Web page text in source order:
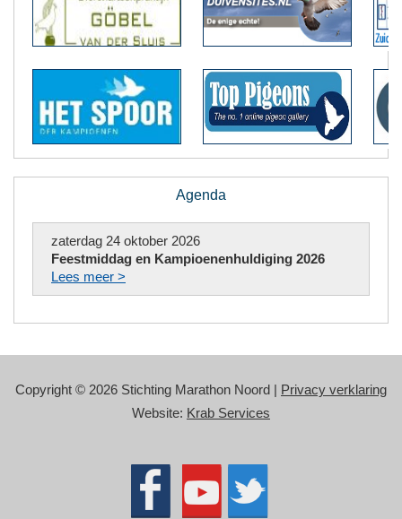
Agenda
zaterdag 24 oktober 2026
Feestmiddag en Kampioenenhuldiging 2026
Lees meer >
Copyright © 2026 Stichting Marathon Noord | Privacy verklaring
Website: Krab Services